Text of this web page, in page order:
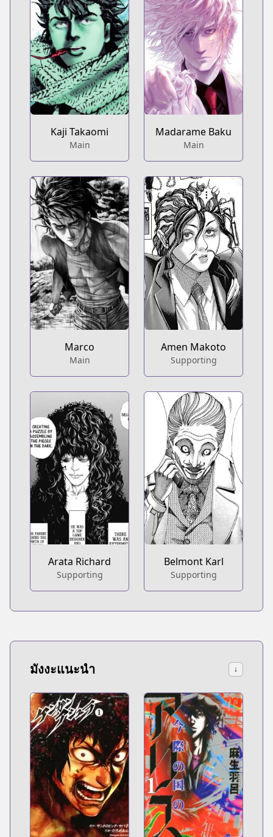
Kaji Takaomi
Main
Madarame Baku
Main
Marco
Main
Amen Makoto
Supporting
Arata Richard
Supporting
Belmont Karl
Supporting
มังงะแนะนำ ↓